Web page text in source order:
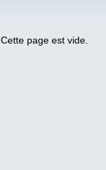
Cette page est vide.